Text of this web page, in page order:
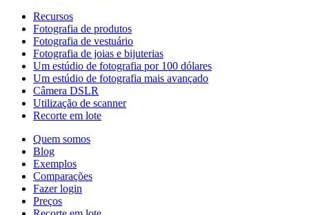
Recursos
Fotografia de produtos
Fotografia de vestuário
Fotografia de joias e bijuterias
Um estúdio de fotografia por 100 dólares
Um estúdio de fotografia mais avançado
Câmera DSLR
Utilização de scanner
Recorte em lote
Quem somos
Blog
Exemplos
Comparações
Fazer login
Preços